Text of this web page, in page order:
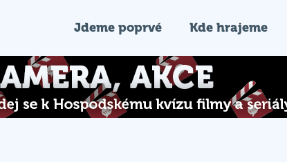
Jdeme poprvé Kde hrajeme